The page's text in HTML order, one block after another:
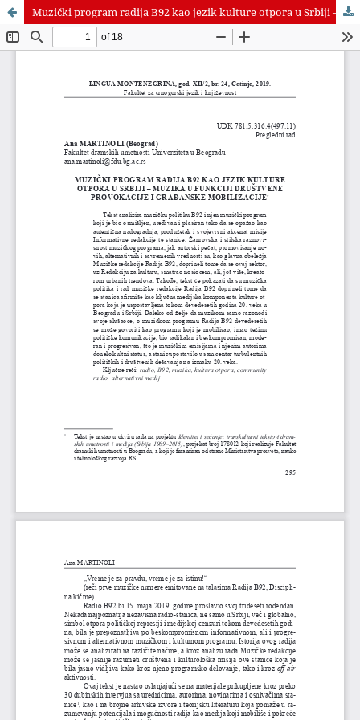
Muzički program radija B92 kao jezik kulture otpora u Srbiji – muzika u funkciji društvene provokacije i građanske mobilizacije.